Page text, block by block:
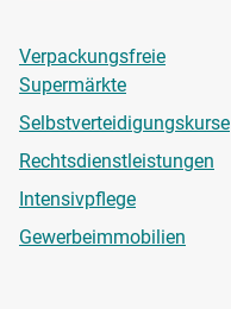
Verpackungsfreie
Supermärkte
Selbstverteidigungskurse
Rechtsdienstleistungen
Intensivpflege
Gewerbeimmobilien